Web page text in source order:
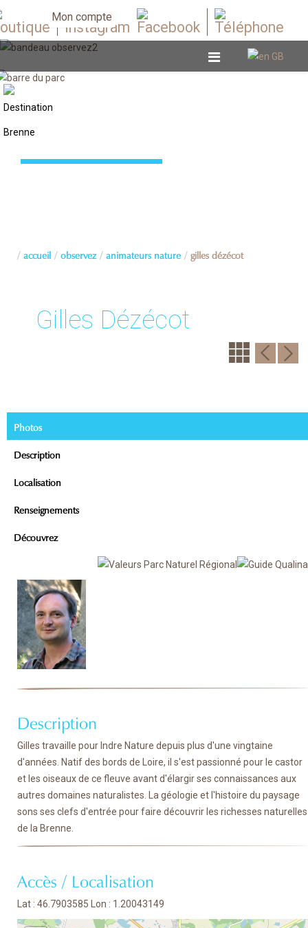
Mon compte
accueil observez animateurs nature gilles dézécot
Gilles Dézécot
Photos
Description
Localisation
Renseignements
Découvrez
Description
Gilles travaille pour Indre Nature depuis plus d'une vingtaine
d'années. Natif des bords de Loire, il s'est passionné pour le castor
et les oiseaux de ce fleuve avant d'élargir ses connaissances aux
autres domaines naturalistes. La géologie et l'histoire du paysage
sons ses clefs d'entrée pour faire découvrir les richesses naturelles
de la Brenne.
Accès / Localisation
Lat : 46.7903585 Lon : 1.20043149